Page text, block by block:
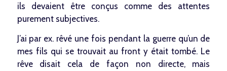
ils devaient être conçus comme des attentes
purement subjectives.
J’ai par ex. rêvé une fois pendant la guerre qu’un de
mes fils qui se trouvait au front y était tombé. Le
rêve disait cela de façon non directe, mais